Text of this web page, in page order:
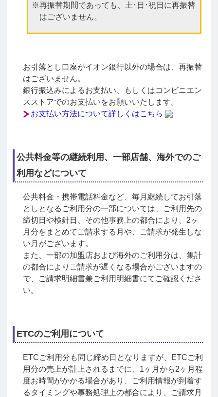
再振替期間であっても、土･日･祝日に再振替
はございません。
お引落とし口座がイオン銀行以外の場合は、再振替
はございません。
銀行振込みによるお支払い、もしくはコンビニエン
スストアでのお支払いをお願いいたします。
お支払い方法について詳しくはこちら
公共料金等の継続利用、一部店舗、海外でのご
利用などについて
公共料金・携帯電話料金など、毎月継続してお引落
としとなるご利用分の一部については、ご利用先の
締切日や検針日、その他事務上の都合により、2ヶ
月分をまとめてご請求する月や、ご請求が発生しな
い月がございます。
また、一部の加盟店および海外のご利用分は、集計
の都合によりご請求が遅くなる場合がございますの
で、ご請求明細書兼ご利用明細書にてご確認くださ
い。
ETCのご利用について
ETCご利用分も同じ締め日となりますが、ETCご利
用分の売上が計上されるまでに、1ヶ月から2ヶ月程
度お時間がかかる場合があり、ご利用情報が到着す
るタイミングや事務処理上の都合により、ご請求月